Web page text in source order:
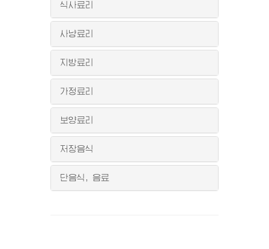
식사료리
사냥료리
지방료리
가정료리
보양료리
저장음식
단음식, 음료